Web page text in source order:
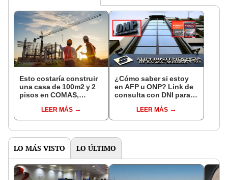
Esto costaría construir
una casa de 100m2 y 2
pisos en COMAS,
distritos de LIMA
NORTE
LEER MÁS
¿Cómo saber si estoy
en AFP u ONP? Link de
consulta con DNI para
pensiones estás
LEER MÁS
LO MÁS VISTO LO ÚLTIMO